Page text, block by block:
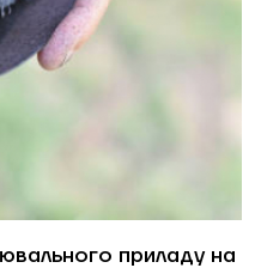
приладу на